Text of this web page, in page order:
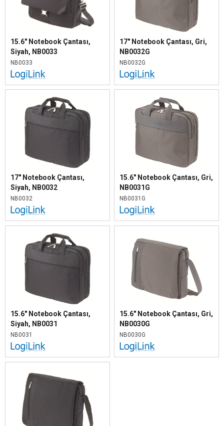
15.6" Notebook Çantası,
Siyah, NB0033
NB0033
17" Notebook Çantası, Gri,
NB0032G
NB0032G
17" Notebook Çantası,
Siyah, NB0032
NB0032
15.6" Notebook Çantası, Gri,
NB0031G
NB0031G
15.6" Notebook Çantası,
Siyah, NB0031
NB0031
15.6" Notebook Çantası, Gri,
NB0030G
NB0030G